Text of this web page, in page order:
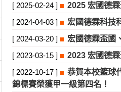
[ 2025-02-24 ] 2025 宏國德
[ 2024-04-03 ] 宏國德霖科技
[ 2024-03-20 ] 宏國德霖盃國
[ 2023-03-15 ] 2023 宏國德
[ 2022-10-17 ]
恭賀本校籃球
錦標賽榮獲甲一級第四名！